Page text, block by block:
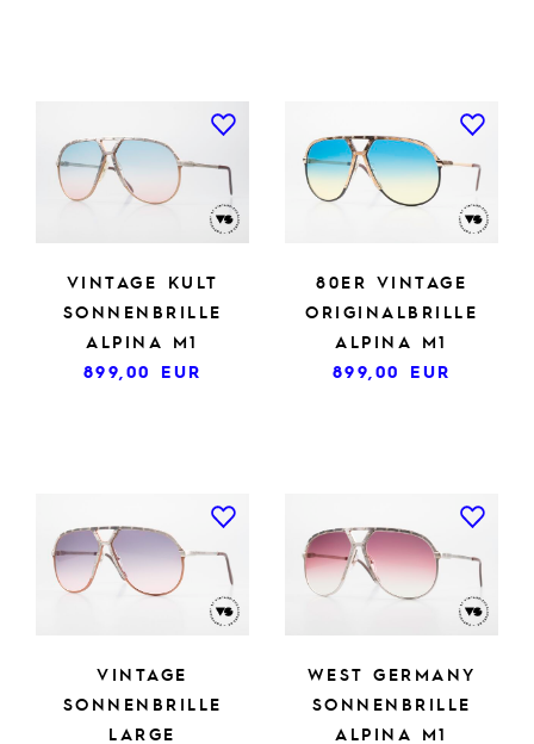
VINTAGE KULT
SONNENBRILLE
ALPINA M1
899,00 EUR
80ER VINTAGE
ORIGINALBRILLE
ALPINA M1
899,00 EUR
VINTAGE
SONNENBRILLE
LARGE
WEST GERMANY
SONNENBRILLE
ALPINA M1